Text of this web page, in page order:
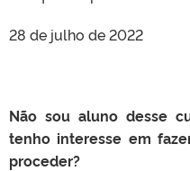
28 de julho de 2022
Não sou aluno desse
tenho interesse em
proceder?